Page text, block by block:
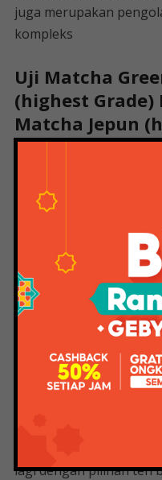
juga merupakan
kompleks
Uji Matcha
(highest Grade)
Matcha Jepun
绿茶粉 Matcha
Dapat dilihat bahwa
seperti teh lainnya,
. Keduanya sama-sama
digunakan dengan
teh hijau ini merupakan
sangat baik dan dapat
badan serta
merupakan salah satu
membantu
tubuh. Bicara soal teh,
lagi dengan pilihan teh